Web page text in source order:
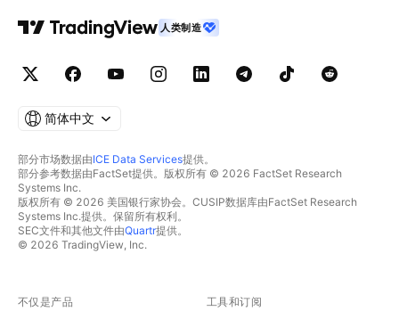
人类制造
简体中文
部分市场数据由ICE Data Services提供。
部分参考数据由FactSet提供。版权所有 © 2026 FactSet Research
Systems Inc.
版权所有 © 2026 美国银行家协会。CUSIP数据库由FactSet Research
Systems Inc.提供。保留所有权利。
SEC文件和其他文件由Quartr提供。
© 2026 TradingView, Inc.
不仅是产品 工具和订阅